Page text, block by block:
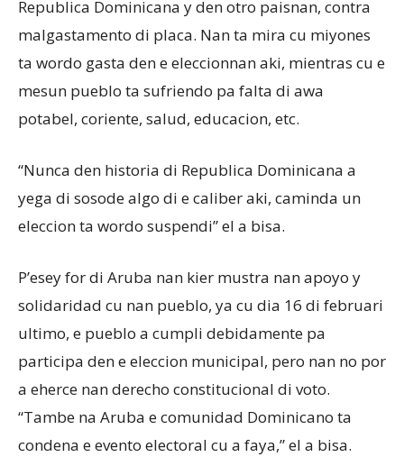
Republica Dominicana y den otro paisnan, contra
malgastamento di placa. Nan ta mira cu miyones
ta wordo gasta den e eleccionnan aki, mientras cu e
mesun pueblo ta sufriendo pa falta di awa
potabel, coriente, salud, educacion, etc.
“Nunca den historia di Republica Dominicana a
yega di sosode algo di e caliber aki, caminda un
eleccion ta wordo suspendi” el a bisa.
P’esey for di Aruba nan kier mustra nan apoyo y
solidaridad cu nan pueblo, ya cu dia 16 di februari
ultimo, e pueblo a cumpli debidamente pa
participa den e eleccion municipal, pero nan no por
a eherce nan derecho constitucional di voto.
“Tambe na Aruba e comunidad Dominicano ta
condena e evento electoral cu a faya,” el a bisa.